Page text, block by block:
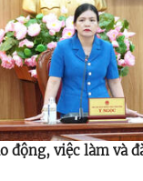
động, việc làm và